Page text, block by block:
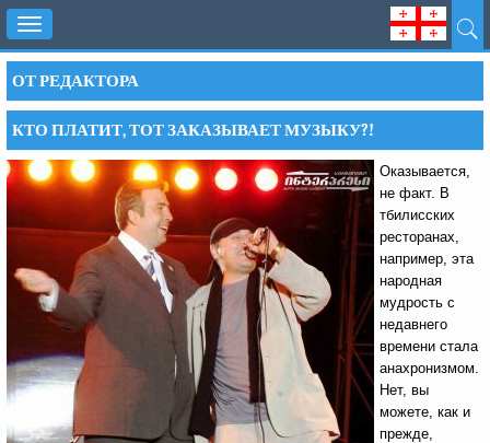
Toggle
navigation
ОТ РЕДАКТОРА
КТО ПЛАТИТ, ТОТ ЗАКАЗЫВАЕТ МУЗЫКУ?!
Оказывается,
не факт. В
тбилисских
ресторанах,
например, эта
народная
мудрость с
недавнего
времени стала
анахронизмом.
Нет, вы
можете, как и
прежде,